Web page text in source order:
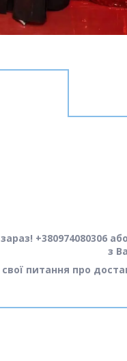
+380974080306
з
свої питання про